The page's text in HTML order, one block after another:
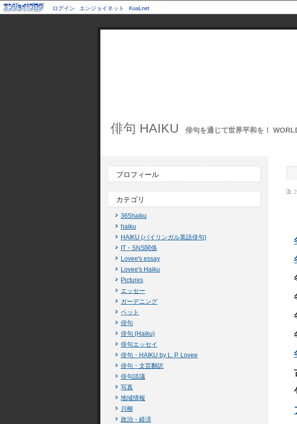
ログイン エンジョイネット KuaLnet
俳句 HAIKU 俳句を通じて世界平和を！
プロフィール
カテゴリ
365haiku
haiku
HAIKU (バイリンガル英語俳句)
IT・SNS関係
Lovee's essay
Lovee's Haiku
Pictures
エッセー
ガーデニング
ペット
俳句
俳句 (Haiku)
俳句エッセイ
俳句・HAIKU by L. P. Lovee
俳句・文芸翻訳
俳句談議
写真
地域情報
川柳
政治・経済